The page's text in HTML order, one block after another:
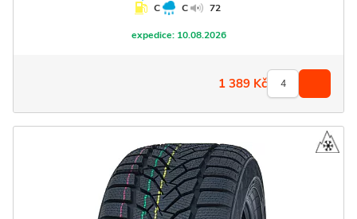
C
C 72
expedice:10.08.2026
1 389 Kč